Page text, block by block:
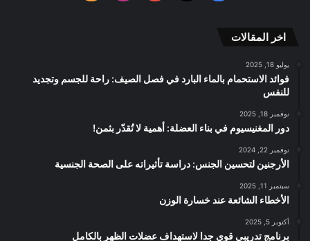
اخر المقالات
يوليو 18, 2025
فوائد الاستحمام بالماء البارد في فصل الصيف: راحة للجسم وتجديد
للنفس
نوفمبر 18, 2025
دور المغنيسيوم في بناء العضلة: أهمية لا تُقدّر بثمن!
نوفمبر 22, 2024
الأرجنين لتحسين الجنس: دراسة تأثيراته على الصحة الجنسية
سبتمبر 11, 2025
الأخطاء الشائعة عند خسارة الوزن
أكتوبر 5, 2025
برنامج تدريبي قوي جدا لاستهداف عضلات الظهر بالكامل